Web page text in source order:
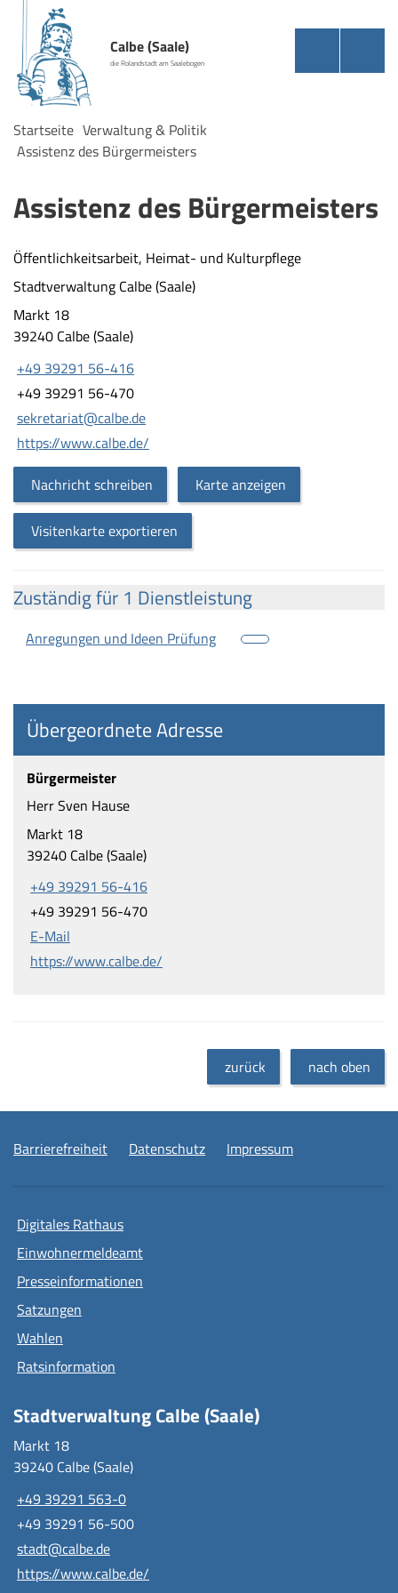
Calbe (Saale)
die Rolandstadt am Saalebogen
Startseite Verwaltung & Politik
Assistenz des Bürgermeisters
Assistenz des Bürgermeisters
Öffentlichkeitsarbeit, Heimat- und Kulturpflege
Stadtverwaltung Calbe (Saale)
Markt 18
39240 Calbe (Saale)
+49 39291 56-416
+49 39291 56-470
sekretariat@calbe.de
https://www.calbe.de/
Nachricht schreiben
Karte anzeigen
Visitenkarte exportieren
Zuständig für 1 Dienstleistung
Anregungen und Ideen Prüfung
Übergeordnete Adresse
Bürgermeister
Herr Sven Hause
Markt 18
39240 Calbe (Saale)
+49 39291 56-416
+49 39291 56-470
E-Mail
https://www.calbe.de/
zurück nach oben
Barrierefreiheit Datenschutz Impressum
Digitales Rathaus
Einwohnermeldeamt
Presseinformationen
Satzungen
Wahlen
Ratsinformation
Stadtverwaltung Calbe (Saale)
Markt 18
39240 Calbe (Saale)
+49 39291 563-0
+49 39291 56-500
stadt@calbe.de
https://www.calbe.de/